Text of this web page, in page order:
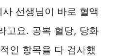
선생님이 바로 혈액
고요. 공복 혈당, 당화
인 항목을 다 검사했